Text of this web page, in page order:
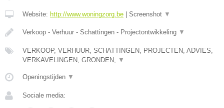
Website: http://www.woningzorg.be Screenshot ▼
Verkoop - Verhuur - Schattingen - Projectontwikkeling ▼
VERKOOP, VERHUUR, SCHATTINGEN, PROJECTEN, ADVIES,
VERKAVELINGEN, GRONDEN,
▼
Openingstijden ▼
Sociale media: